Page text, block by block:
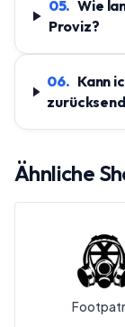
05. Wie
Proviz?
06. Kann
Ähnliche